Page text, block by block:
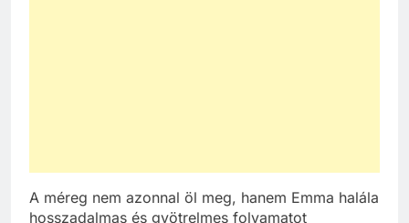
A méreg nem azonnal öl meg, hanem Emma halála
hosszadalmas és gyötrelmes folyamatot